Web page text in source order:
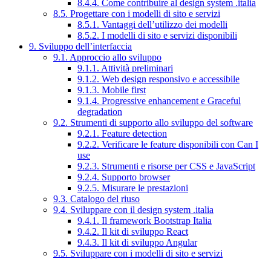
8.4.4. Come contribuire al design system .italia
8.5. Progettare con i modelli di sito e servizi
8.5.1. Vantaggi dell’utilizzo dei modelli
8.5.2. I modelli di sito e servizi disponibili
9. Sviluppo dell’interfaccia
9.1. Approccio allo sviluppo
9.1.1. Attività preliminari
9.1.2. Web design responsivo e accessibile
9.1.3. Mobile first
9.1.4. Progressive enhancement e Graceful
degradation
9.2. Strumenti di supporto allo sviluppo del software
9.2.1. Feature detection
9.2.2. Verificare le feature disponibili con Can I
use
9.2.3. Strumenti e risorse per CSS e JavaScript
9.2.4. Supporto browser
9.2.5. Misurare le prestazioni
9.3. Catalogo del riuso
9.4. Sviluppare con il design system .italia
9.4.1. Il framework Bootstrap Italia
9.4.2. Il kit di sviluppo React
9.4.3. Il kit di sviluppo Angular
9.5. Sviluppare con i modelli di sito e servizi